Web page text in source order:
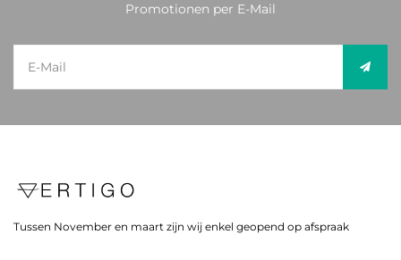
Promotionen per E-Mail
Tussen November en maart zijn wij enkel geopend op afspraak